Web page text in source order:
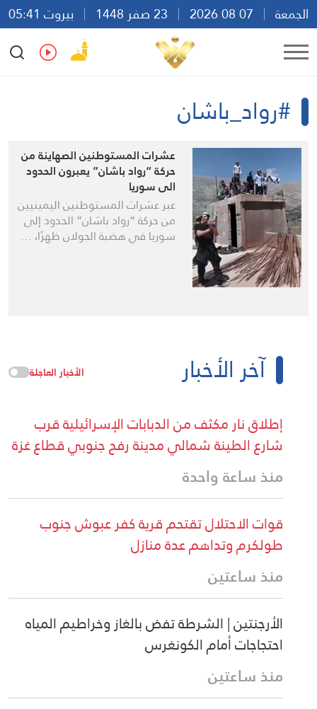
الجمعة
بيروت 05:41
Ar
En Fr Es
#رواد_باشان
عشرات المستوطنين الصهاينة من
حركة “رواد باشان” يعبرون الحدود
الى سوريا
عبر عشرات المستوطنين اليمينيين
من حركة “رواد باشان” الحدود إلى
سوريا في هضبة الجولان ظهرًا، …
آخر الأخبار الأخبار العاجلة
إطلاق نار مكثف من الدبابات الإسرائيلية قرب
شارع الطينة شمالي مدينة رفح جنوبي قطاع غزة
منذ ساعة واحدة
قوات الاحتلال تقتحم قرية كفر عبوش جنوب
طولكرم وتداهم عدة منازل
منذ ساعتين
الأرجنتين | الشرطة تفض بالغاز وخراطيم المياه
احتجاجات أمام الكونغرس
منذ ساعتين